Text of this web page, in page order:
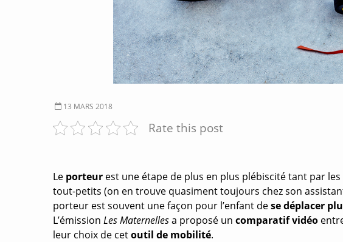
13 MARS 2018
Rate this post
Le porteur est une étape de plus en plus plébiscité tant par
tout-petits (on en trouve quasiment toujours chez son
porteur est souvent une façon pour l’enfant dese déplacer
L’émission Les Maternellesa proposé un comparatif vidéo
leur choix de cetoutil de mobilité.